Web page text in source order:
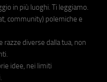
in più luoghi. Ti leggiamo.
community) polemiche e
razze diverse dalla tua, non
idee, nei limiti